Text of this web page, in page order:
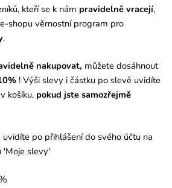
kteří se k nám pravidelně vracejí,
shopu věrnostní program pro
.
nakupovat, můžete dosáhnout
! Výši slevy i částku po slevě uvidíte
košíku, pokud jste samozřejmě
po přihlášení do svého účtu na
'Moje slevy'